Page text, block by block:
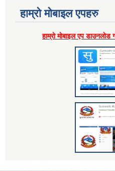
हाम्राे माेबाइल एपहरु
हाम्राे माेबाइल एप डाउनलाेड